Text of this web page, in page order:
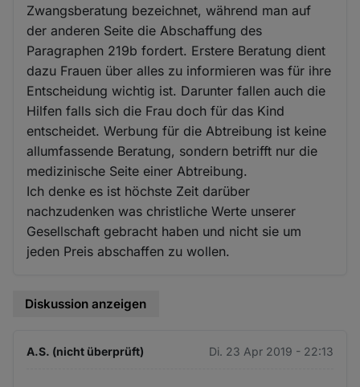
Zwangsberatung bezeichnet, während man auf
der anderen Seite die Abschaffung des
Paragraphen 219b fordert. Erstere Beratung dient
dazu Frauen über alles zu informieren was für ihre
Entscheidung wichtig ist. Darunter fallen auch die
Hilfen falls sich die Frau doch für das Kind
entscheidet. Werbung für die Abtreibung ist keine
allumfassende Beratung, sondern betrifft nur die
medizinische Seite einer Abtreibung.
Ich denke es ist höchste Zeit darüber
nachzudenken was christliche Werte unserer
Gesellschaft gebracht haben und nicht sie um
jeden Preis abschaffen zu wollen.
Diskussion anzeigen
A.S. (nicht überprüft) Di. 23 Apr 2019 - 22:13